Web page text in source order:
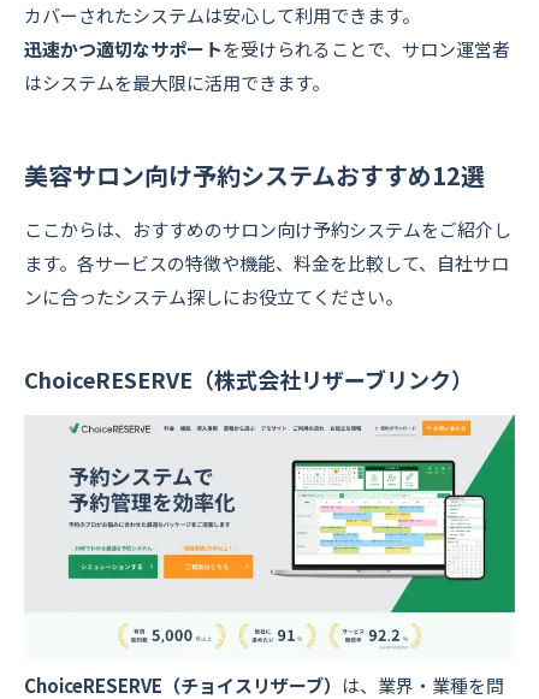
カバーされたシステムは安心して利用できます。
迅速かつ適切なサポートを受けられることで、サロン運営者
はシステムを最大限に活用できます。
美容サロン向け予約システムおすすめ12選
ここからは、おすすめのサロン向け予約システムをご紹介し
ます。各サービスの特徴や機能、料金を比較して、自社サロ
ンに合ったシステム探しにお役立てください。
ChoiceRESERVE（株式会社リザーブリンク）
ChoiceRESERVE（チョイスリザーブ） は、業界・業種を問